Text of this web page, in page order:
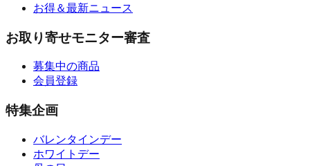
お得＆最新ニュース
お取り寄せモニター審査
募集中の商品
会員登録
特集企画
バレンタインデー
ホワイトデー